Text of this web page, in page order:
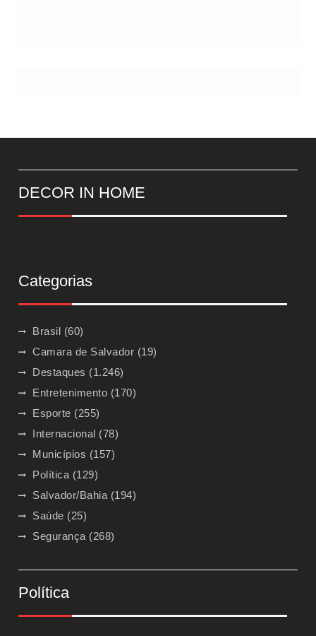
DECOR IN HOME
Categorias
Brasil (60)
Camara de Salvador (19)
Destaques (1.246)
Entretenimento (170)
Esporte (255)
Internacional (78)
Municípios (157)
Política (129)
Salvador/Bahia (194)
Saúde (25)
Segurança (268)
Política